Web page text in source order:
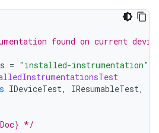
found on current
= "installed-instrumentation"
IDeviceTest, IResumableTest,
*/